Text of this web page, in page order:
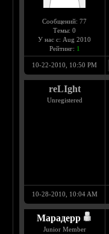
Сообщений: 77
Темы: 0
У нас с: Aug 2010
Рейтинг: 1
10-22-2010, 10:50 PM
reLIght
Unregistered
10-28-2010, 10:04 AM
Марадерр
Junior Member